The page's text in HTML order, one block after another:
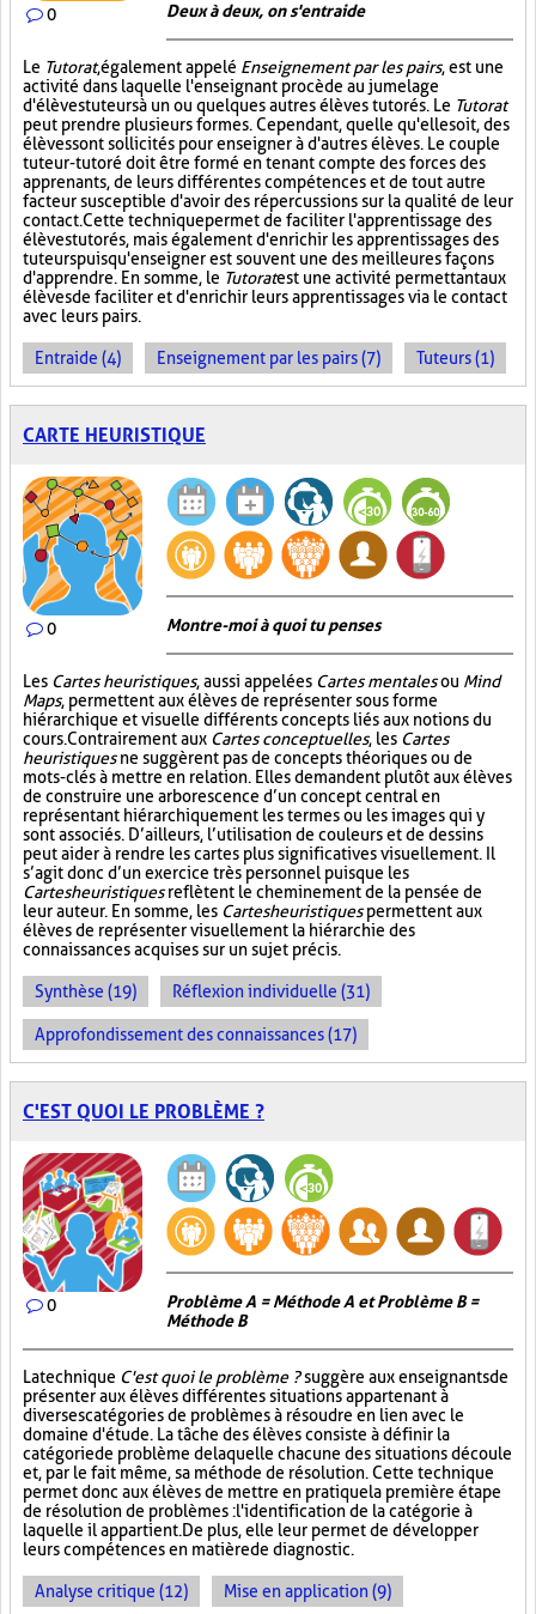
0 Deux à deux, on s'entraide
Le Tutorat, également appelé Enseignement par les pairs, est une
activité dans laquelle l'enseignant procède au jumelage
d'élèves tuteurs à un ou quelques autres élèves tutorés. Le Tutorat
peut prendre plusieurs formes. Cependant, quelle qu'elle soit, des
élèves sont sollicités pour enseigner à d'autres élèves. Le couple
tuteur-tutoré doit être formé en tenant compte des forces des
apprenants, de leurs différentes compétences et de tout autre
facteur susceptible d'avoir des répercussions sur la qualité de leur
contact. Cette technique permet de faciliter l'apprentissage des
élèves tutorés, mais également d'enrichir les apprentissages des
tuteurs puisqu'enseigner est souvent une des meilleures façons
d'apprendre. En somme, le Tutoratest une activité permettant aux
élèves de faciliter et d'enrichir leurs apprentissages via le contact
avec leurs pairs.
Entraide (4) Enseignement par les pairs (7) Tuteurs (1)
CARTE HEURISTIQUE
0 Montre-moi à quoi tu penses
Les Cartes heuristiques, aussi appelées Cartes mentalesou Mind
Maps, permettent aux élèves de représenter sous forme
hiérarchique et visuelle différents concepts liés aux notions du
cours. Contrairement aux Cartes conceptuelles, les Cartes
heuristiquesne suggèrent pas de concepts théoriques ou de
mots-clés à mettre en relation. Elles demandent plutôt aux élèves
de construire une arborescence d’un concept central en
représentant hiérarchiquement les termes ou les images qui y
sont associés. D’ailleurs, l’utilisation de couleurs et de dessins
peut aider à rendre les cartes plus significatives visuellement. Il
s’agit donc d’un exercice très personnel puisque les
Cartes heuristiquesreflètent le cheminement de la pensée de
leur auteur. En somme, les Cartes heuristiquespermettent aux
élèves de représenter visuellement la hiérarchie des
connaissances acquises sur un sujet précis.
Synthèse (19) Réflexion individuelle (31)
Approfondissement des connaissances (17)
C'EST QUOI LE PROBLÈME ?
0
Problème A = Méthode A et Problème B =
Méthode B
La technique C'est quoi le problème ?suggère aux enseignants de
présenter aux élèves différentes situations appartenant à
diverses catégories de problèmes à résoudre en lien avec le
domaine d'étude. La tâche des élèves consiste à définir la
catégorie de problème de laquelle chacune des situations découle
et, par le fait même, sa méthode de résolution. Cette technique
permet donc aux élèves de mettre en pratique la première étape
de résolution de problèmes : l'identification de la catégorie à
laquelle il appartient. De plus, elle leur permet de développer
leurs compétences en matière de diagnostic.
Analyse critique (12) Mise en application (9)